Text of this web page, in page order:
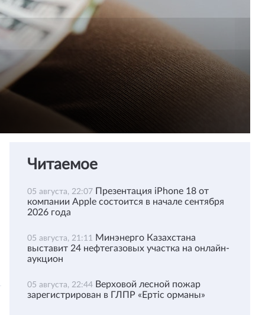
Читаемое
05 августа, 22:07 Презентация iPhone 18 от
компании Apple состоится в начале сентября
2026 года
05 августа, 21:11 Минэнерго Казахстана
выставит 24 нефтегазовых участка на онлайн-
аукцион
05 августа, 22:44 Верховой лесной пожар
зарегистрирован в ГЛПР «Ертіс орманы»